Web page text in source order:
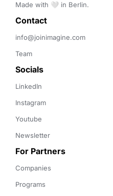
Made with 🤍 in Berlin.
Contact
info@joinimagine.com
Team
Socials
LinkedIn
Instagram
Youtube
Newsletter
For Partners
Companies
Programs